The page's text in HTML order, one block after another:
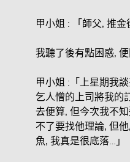
甲小姐 : 「師父, 推金
我聽了後有點困惑, 便
甲小姐 :「上星期我
乞人憎的上司將我的
去便算, 但今次我不
不了要找他理論, 但
魚, 我真是很底落…」